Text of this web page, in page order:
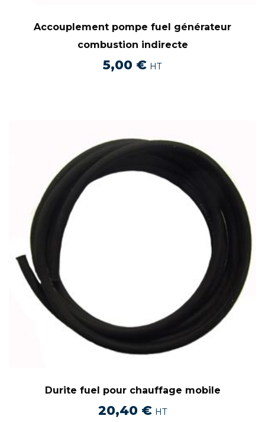
Accouplement pompe fuel générateur
combustion indirecte
5,00 € HT
Durite fuel pour chauffage mobile
20,40 € HT